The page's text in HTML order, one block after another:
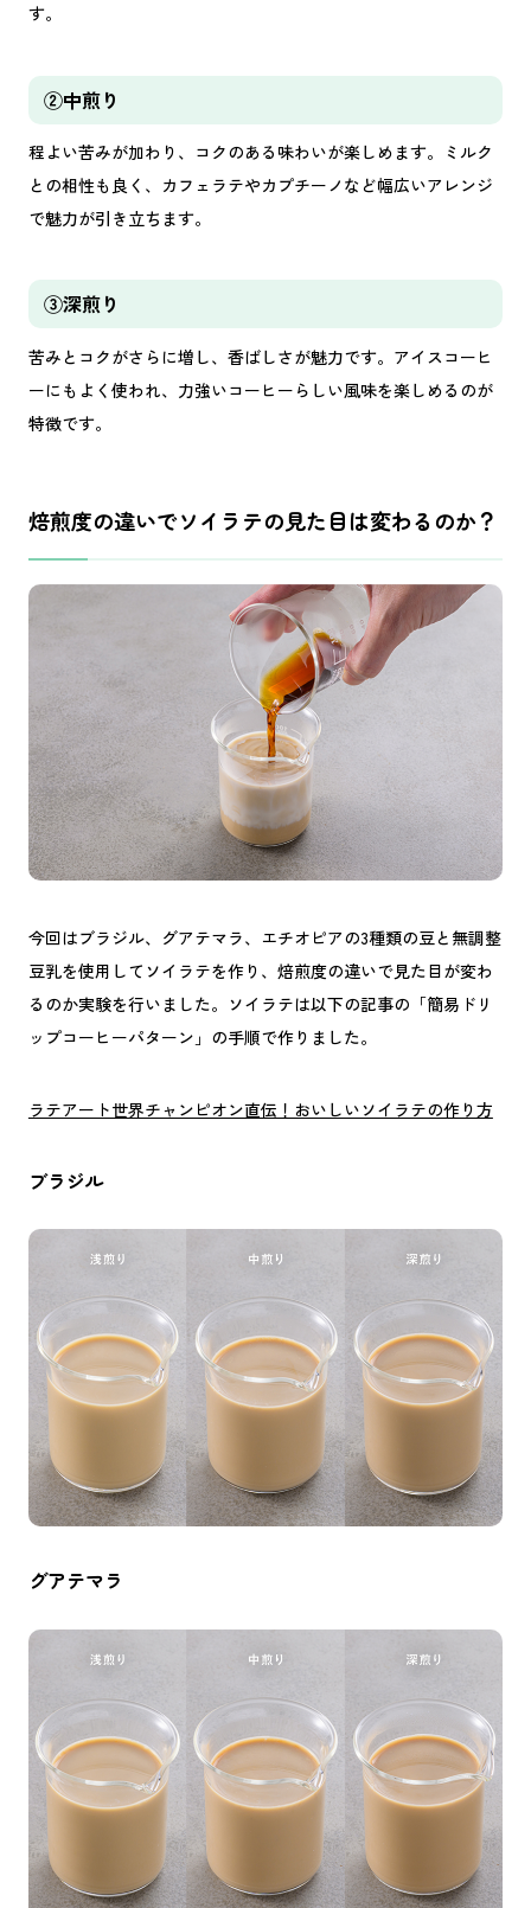
す。
②中煎り
程よい苦みが加わり、コクのある味わいが楽しめます。ミルク
との相性も良く、カフェラテやカプチーノなど幅広いアレンジ
で魅力が引き立ちます。
③深煎り
苦みとコクがさらに増し、香ばしさが魅力です。アイスコーヒ
ーにもよく使われ、力強いコーヒーらしい風味を楽しめるのが
特徴です。
焙煎度の違いでソイラテの見た目は変わるのか？
今回はブラジル、グアテマラ、エチオピアの3種類の豆と無調整
豆乳を使用してソイラテを作り、焙煎度の違いで見た目が変わ
るのか実験を行いました。ソイラテは以下の記事の「簡易ドリ
ップコーヒーパターン」の手順で作りました。
ラテアート世界チャンピオン直伝！おいしいソイラテの作り方
ブラジル
グアテマラ